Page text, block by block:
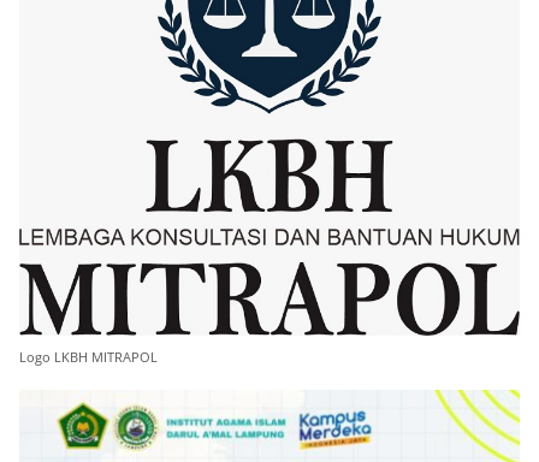
Logo LKBH MITRAPOL